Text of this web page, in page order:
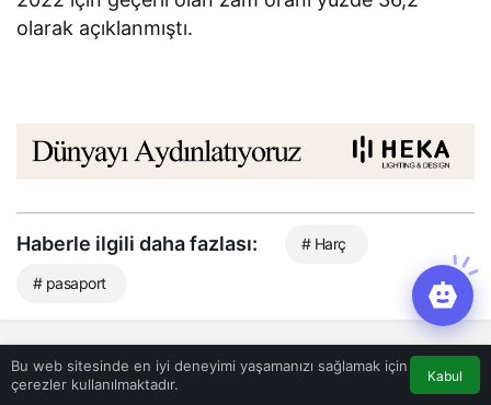
olarak açıklanmıştı.
Haberle ilgili daha fazlası: # Harç
# pasaport
Benzer Haberler
Bu web sitesinde en iyi deneyimi yaşamanızı sağlamak için
çerezler kullanılmaktadır.
Kabul